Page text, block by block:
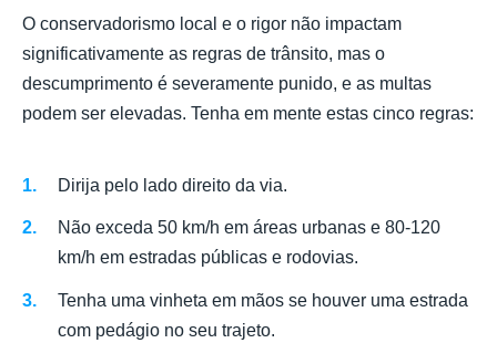
O conservadorismo local e o rigor não impactam
significativamente as regras de trânsito, mas o
descumprimento é severamente punido, e as multas
podem ser elevadas. Tenha em mente estas cinco regras:
Dirija pelo lado direito da via.
Não exceda 50 km/h em áreas urbanas e 80-120
km/h em estradas públicas e rodovias.
Tenha uma vinheta em mãos se houver uma estrada
com pedágio no seu trajeto.